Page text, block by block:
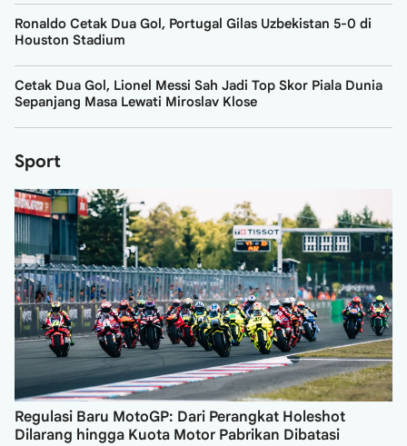
Ronaldo Cetak Dua Gol, Portugal Gilas Uzbekistan 5-0 di
Houston Stadium
Cetak Dua Gol, Lionel Messi Sah Jadi Top Skor Piala Dunia
Sepanjang Masa Lewati Miroslav Klose
Sport
Regulasi Baru MotoGP: Dari Perangkat Holeshot
Dilarang hingga Kuota Motor Pabrikan Dibatasi